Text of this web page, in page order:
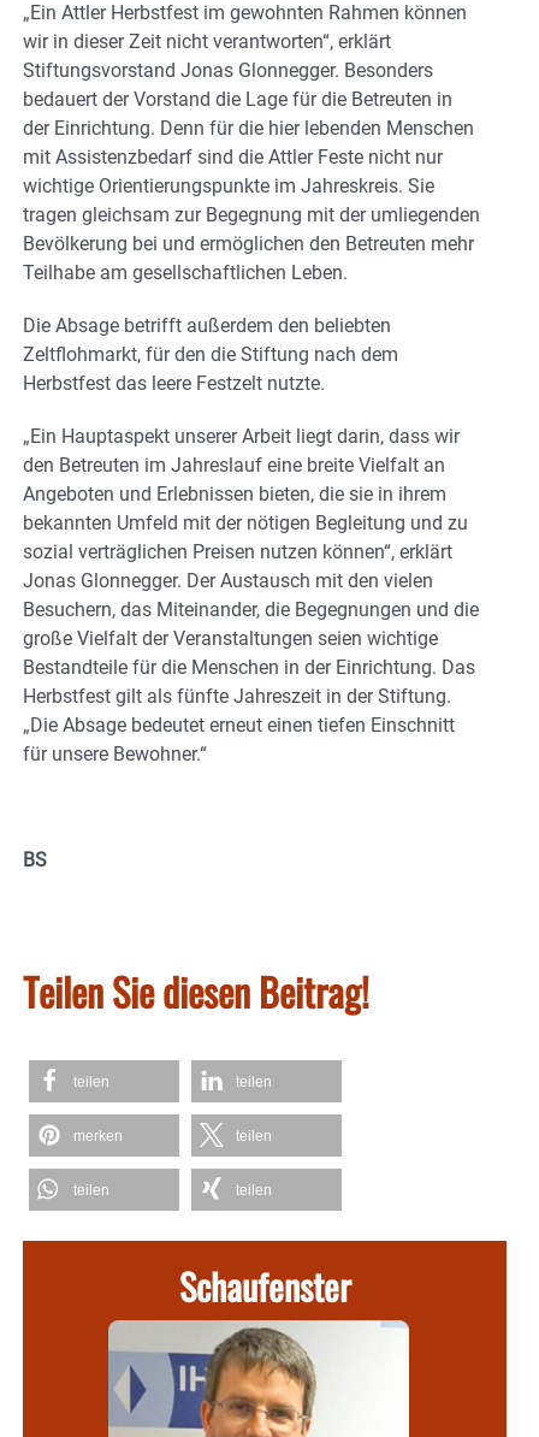
„Ein Attler Herbstfest im gewohnten Rahmen können
wir in dieser Zeit nicht verantworten“, erklärt
Stiftungsvorstand Jonas Glonnegger. Besonders
bedauert der Vorstand die Lage für die Betreuten in
der Einrichtung. Denn für die hier lebenden Menschen
mit Assistenzbedarf sind die Attler Feste nicht nur
wichtige Orientierungspunkte im Jahreskreis. Sie
tragen gleichsam zur Begegnung mit der umliegenden
Bevölkerung bei und ermöglichen den Betreuten mehr
Teilhabe am gesellschaftlichen Leben.
Die Absage betrifft außerdem den beliebten
Zeltflohmarkt, für den die Stiftung nach dem
Herbstfest das leere Festzelt nutzte.
„Ein Hauptaspekt unserer Arbeit liegt darin, dass wir
den Betreuten im Jahreslauf eine breite Vielfalt an
Angeboten und Erlebnissen bieten, die sie in ihrem
bekannten Umfeld mit der nötigen Begleitung und zu
sozial verträglichen Preisen nutzen können“, erklärt
Jonas Glonnegger. Der Austausch mit den vielen
Besuchern, das Miteinander, die Begegnungen und die
große Vielfalt der Veranstaltungen seien wichtige
Bestandteile für die Menschen in der Einrichtung. Das
Herbstfest gilt als fünfte Jahreszeit in der Stiftung.
„Die Absage bedeutet erneut einen tiefen Einschnitt
für unsere Bewohner.“
BS
Teilen Sie diesen Beitrag!
teilen teilen
merken teilen
teilen teilen
Schaufenster